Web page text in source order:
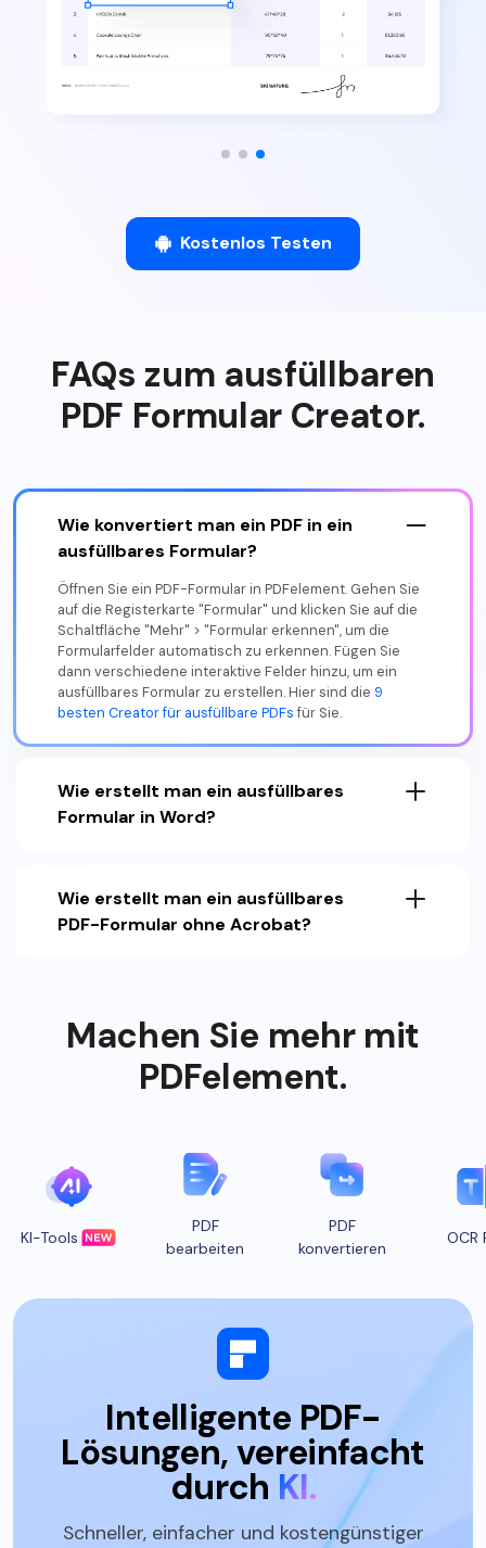
Kostenlos Testen
FAQs zum ausfüllbaren
PDF Formular Creator.
Wie konvertiert man ein PDF in ein
ausfüllbares Formular?
Öffnen Sie ein PDF-Formular in PDFelement. Gehen Sie
auf die Registerkarte "Formular" und klicken Sie auf die
Schaltfläche "Mehr" > "Formular erkennen", um die
Formularfelder automatisch zu erkennen. Fügen Sie
dann verschiedene interaktive Felder hinzu, um ein
ausfüllbares Formular zu erstellen. Hier sind die9
besten Creator für ausfüllbare PDFs für Sie.
Wie erstellt man ein ausfüllbares
Formular in Word?
Wie erstellt man ein ausfüllbares
PDF-Formular ohne Acrobat?
Machen Sie mehr mit
PDFelement.
KI-Tools
PDF
bearbeiten
PDF
konvertieren
OCR
Intelligente PDF-
Lösungen, vereinfacht
durch KI.
Schneller, einfacher und kostengünstiger